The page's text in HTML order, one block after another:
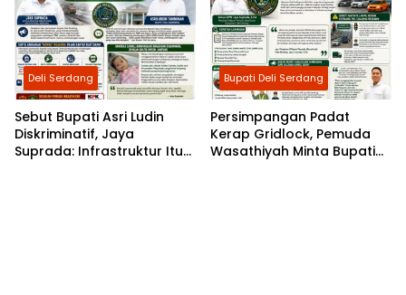
Deli Serdang
Sebut Bupati Asri Ludin
Diskriminatif, Jaya
Suprada: Infrastruktur Itu
Bupati Deli Serdang
Persimpangan Padat
Kerap Gridlock, Pemuda
Wasathiyah Minta Bupati